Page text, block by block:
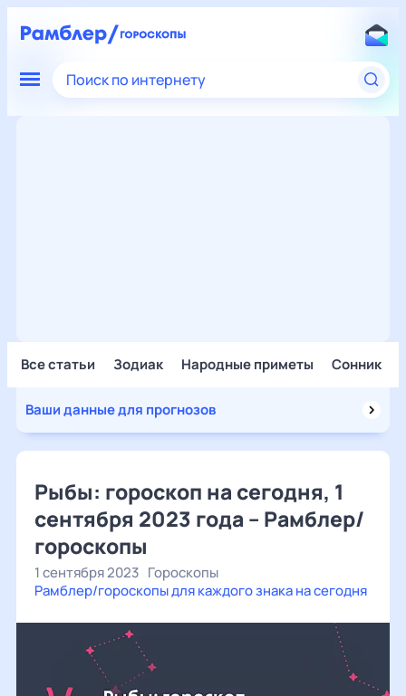
Поиск по интернету
Все статьи Зодиак Народные приметы Сонник
Ваши данные для прогнозов
Рыбы: гороскоп на сегодня, 1
сентября 2023 года – Рамблер/
гороскопы
1 сентября 2023 Гороскопы
Рамблер/гороскопы для каждого знака на сегодня